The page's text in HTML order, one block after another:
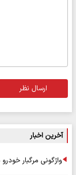
ارسال نظر
آخرین اخبار
واژگونی مرگبار